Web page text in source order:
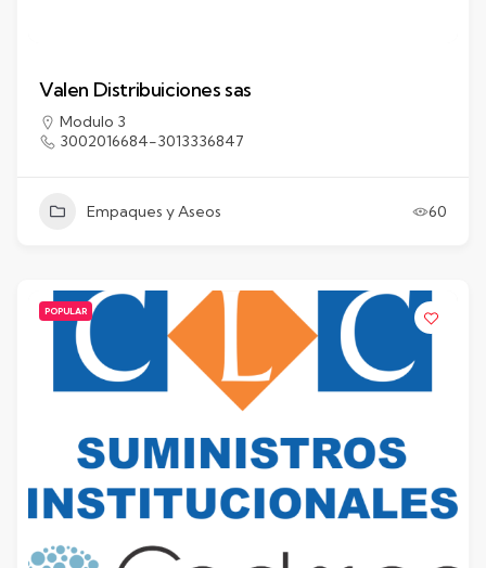
Valen Distribuiciones sas
Modulo 3
3002016684-3013336847
Empaques y Aseos 60
POPULAR